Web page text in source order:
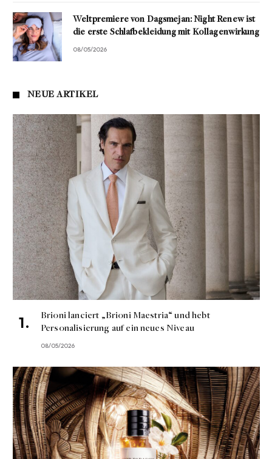
Weltpremiere von Dagsmejan: Night Renew ist
die erste Schlafbekleidung mit Kollagenwirkung
08/05/2026
NEUE ARTIKEL
Brioni lanciert „Brioni Maestria“ und hebt
Personalisierung auf ein neues Niveau
08/05/2026